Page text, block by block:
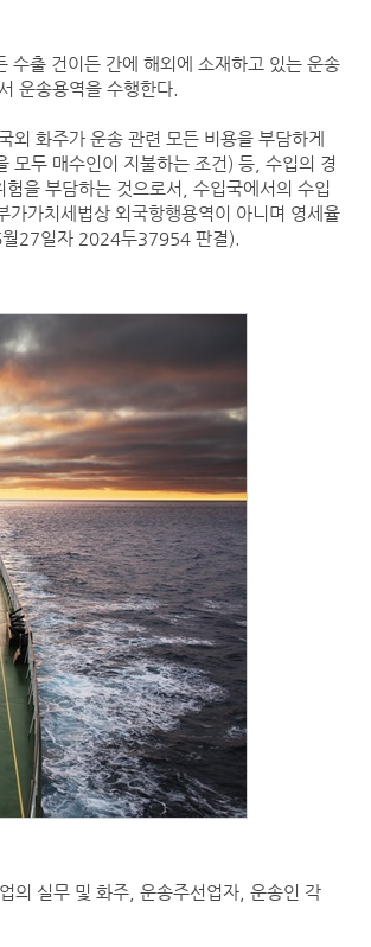
수출 건이든 간에 해외에 소재하고 있는 운송
운송용역을 수행한다.
외 화주가 운송 관련 모든 비용을 부담하게
모두 매수인이 지불하는 조건) 등, 수입의 경
을 부담하는 것으로서, 수입국에서의 수입
가치세법상 외국항행용역이 아니며 영세율
27일자 2024두37954 판결).
의 실무 및 화주, 운송주선업자, 운송인 각
컨운임지수 4주만에 반등…美·중동 두자릿수↑
페덱스, 광저우-시드니 직항 화물노선 개설
인사/ 해양수산부
(주)맥스피드
NANSHA | China